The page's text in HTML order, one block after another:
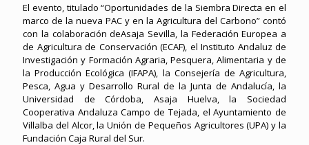
El evento, titulado “Oportunidades de la Siembra Directa en el
marco de la nueva PAC y en la Agricultura del Carbono” contó
con la colaboración deAsaja Sevilla, la Federación Europea a
de Agricultura de Conservación (ECAF), el Instituto Andaluz de
Investigación y Formación Agraria, Pesquera, Alimentaria y de
la Producción Ecológica (IFAPA), la Consejería de Agricultura,
Pesca, Agua y Desarrollo Rural de la Junta de Andalucía, la
Universidad de Córdoba, Asaja Huelva, la Sociedad
Cooperativa Andaluza Campo de Tejada, el Ayuntamiento de
Villalba del Alcor, la Unión de Pequeños Agricultores (UPA) y la
Fundación Caja Rural del Sur.